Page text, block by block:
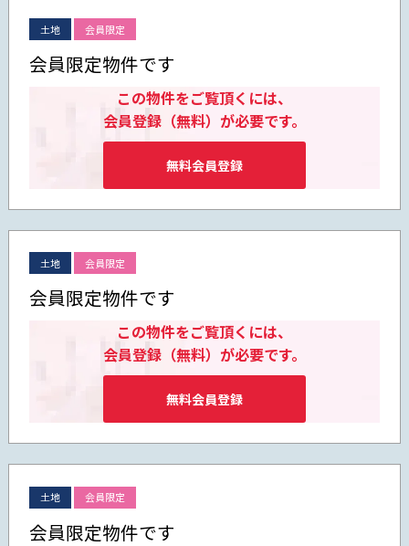
土地 会員限定
会員限定物件です
この物件をご覧頂くには、
会員登録（無料）が必要です。
無料会員登録
土地 会員限定
会員限定物件です
この物件をご覧頂くには、
会員登録（無料）が必要です。
無料会員登録
土地 会員限定
会員限定物件です